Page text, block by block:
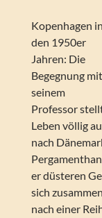
Kopenhagen in
den 1950er
Jahren: Die
Begegnung mit
seinem
Professor
Leben völlig
nach
er düsteren
sich
nach einer